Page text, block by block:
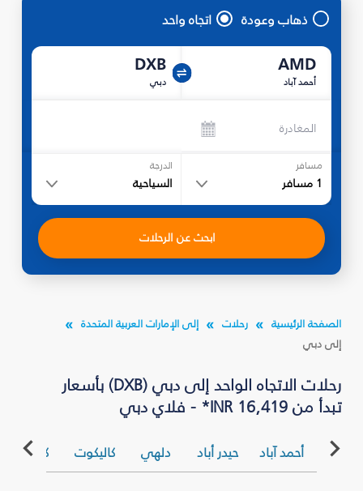
ذهاب وعودة اتجاه واحد
AMD
أحمد آباد
DXB
دبي
المغادرة
مسافر
1 مسافر
الدرجة
السياحية
ابحث عن الرحلات
الصفحة الرئيسية رحلات
إلى الإمارات العربية المتحدة
إلى دبي
رحلات الاتجاه الواحد إلى دبي (DXB) بأسعار
تبدأ من INR 16,419* - فلاي دبي
أحمد آباد حيدر أباد دلهي كاليكوت كلكتا